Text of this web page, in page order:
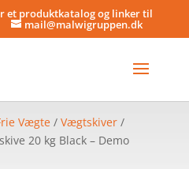
et produktkatalog og linker til
mail@malwigruppen.dk
Vægte/ Vægtskiver/
20 kg Black – Demo